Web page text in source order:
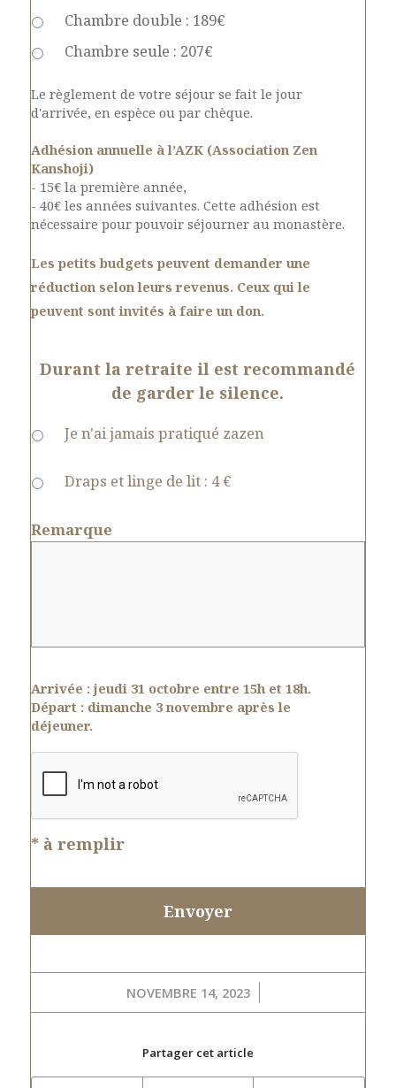
Chambre double : 189€
Chambre seule : 207€
Le règlement de votre séjour se fait le jour
d'arrivée, en espèce ou par chèque.
Adhésion annuelle à l’AZK (Association Zen
Kanshoji)
- 15€ la première année,
- 40€ les années suivantes. Cette adhésion est
nécessaire pour pouvoir séjourner au monastère.
Les petits budgets peuvent demander une
réduction selon leurs revenus. Ceux qui le
peuvent sont invités à faire un don.
Durant la retraite il est recommandé
de garder le silence.
Je n'ai jamais pratiqué zazen
Draps et linge de lit : 4 €
Remarque
Arrivée :jeudi 31 octobre entre 15h et 18h.
Départ :dimanche 3 novembre après le
déjeuner.
* à remplir
NOVEMBRE 14, 2023
/
Partager cet article